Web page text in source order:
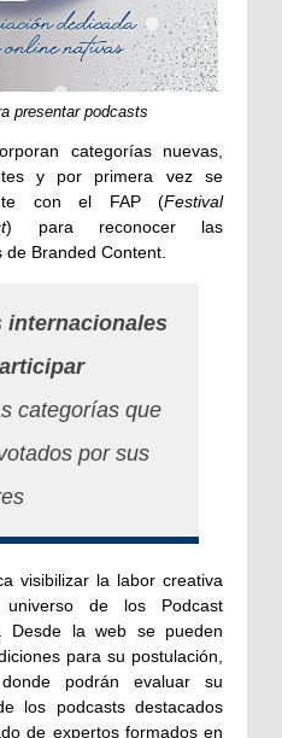
presentar podcasts
categorías nuevas,
y por primera vez se
con el FAP (Festival
) para reconocer las
de Branded Content.
internacionales
categorías que
por sus
visibilizar la labor creativa
de los Podcast
Desde la web se pueden
para su postulación,
podrán evaluar su
los podcasts destacados
de expertos formados en